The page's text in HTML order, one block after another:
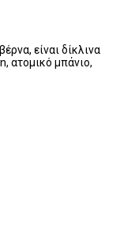
είναι δίκλινα
ατομικό μπάνιο,